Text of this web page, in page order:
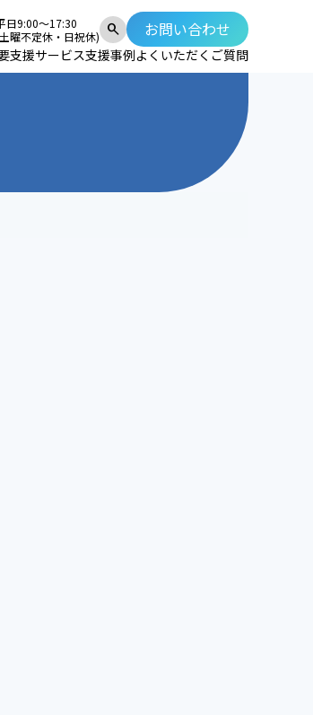
日9:00～17:30
曜不定休・日祝休) search お問い合わせ
支援サービス支援事例よくいただくご質問